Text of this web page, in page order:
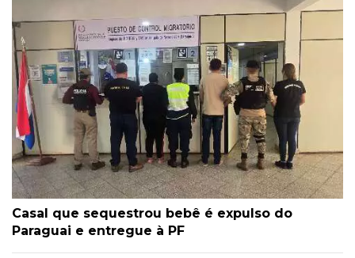
Casal que sequestrou bebê é expulso do
Paraguai e entregue à PF